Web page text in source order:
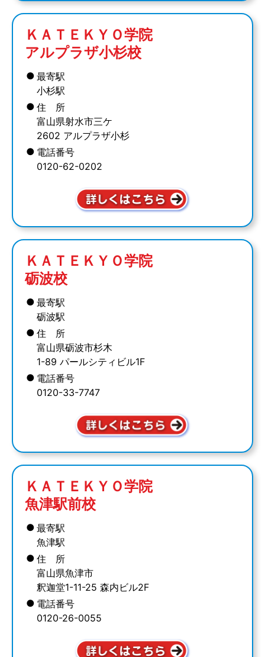
ＫＡＴＥＫＹＯ学院
アルプラザ小杉校
● 最寄駅
小杉駅
● 住 所
富山県射水市三ケ
2602 アルプラザ小杉
● 電話番号
0120-62-0202
ＫＡＴＥＫＹＯ学院
砺波校
● 最寄駅
砺波駅
● 住 所
富山県砺波市杉木
1-89 パールシティビル1F
● 電話番号
0120-33-7747
ＫＡＴＥＫＹＯ学院
魚津駅前校
● 最寄駅
魚津駅
● 住 所
富山県魚津市
釈迦堂1-11-25 森内ビル2F
● 電話番号
0120-26-0055